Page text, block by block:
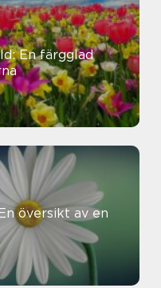
En färgglad
översikt av en